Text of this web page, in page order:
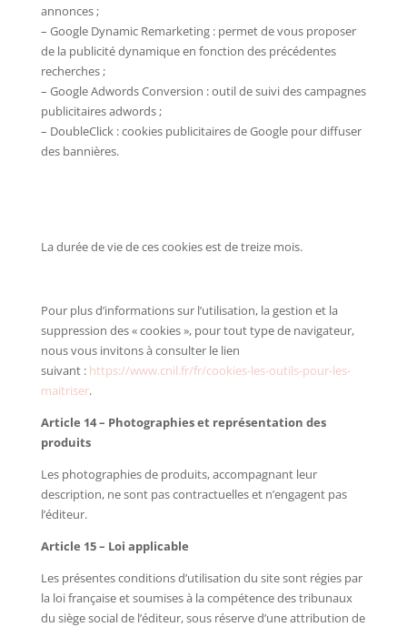
annonces ;
– Google Dynamic Remarketing : permet de vous proposer
de la publicité dynamique en fonction des précédentes
recherches ;
– Google Adwords Conversion : outil de suivi des campagnes
publicitaires adwords ;
– DoubleClick : cookies publicitaires de Google pour diffuser
des bannières.
La durée de vie de ces cookies est de treize mois.
Pour plus d’informations sur l’utilisation, la gestion et la
suppression des « cookies », pour tout type de navigateur,
nous vous invitons à consulter le lien
suivant : https://www.cnil.fr/fr/cookies-les-outils-pour-les-
maitriser.
Article 14 – Photographies et représentation des
produits
Les photographies de produits, accompagnant leur
description, ne sont pas contractuelles et n’engagent pas
l’éditeur.
Article 15 – Loi applicable
Les présentes conditions d’utilisation du site sont régies par
la loi française et soumises à la compétence des tribunaux
du siège social de l’éditeur, sous réserve d’une attribution de